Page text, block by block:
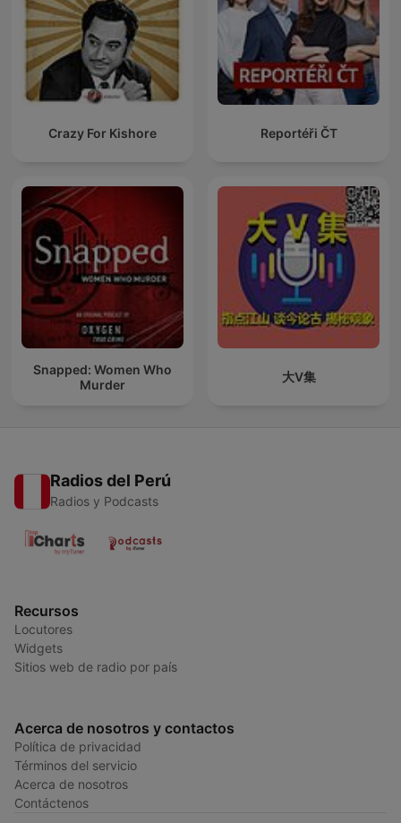
Crazy For Kishore Reportéři ČT
Snapped: Women Who
Murder
大V集
Radios del Perú
Radios y Podcasts
Recursos
Locutores
Widgets
Sitios web de radio por país
Acerca de nosotros y contactos
Política de privacidad
Términos del servicio
Acerca de nosotros
Contáctenos